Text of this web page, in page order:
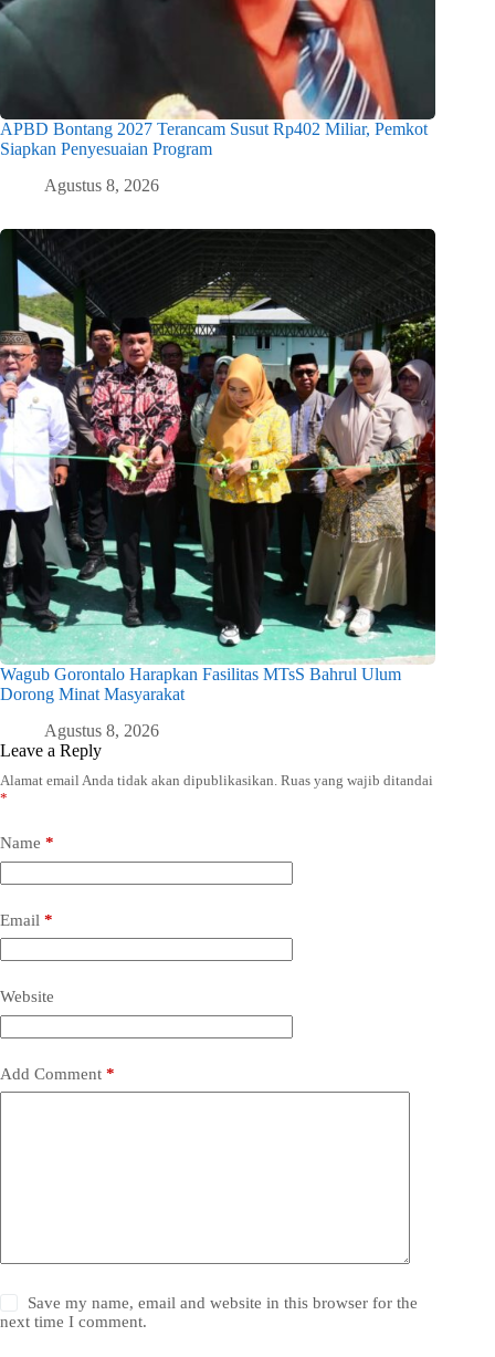
APBD Bontang 2027 Terancam Susut Rp402 Miliar, Pemkot
Siapkan Penyesuaian Program
Agustus 8, 2026
Wagub Gorontalo Harapkan Fasilitas MTsS Bahrul Ulum
Dorong Minat Masyarakat
Agustus 8, 2026
Leave a Reply
Alamat email Anda tidak akan dipublikasikan. Ruas yang wajib ditandai
*
Name *
Email *
Website
Add Comment *
Save my name, email and website in this browser for the
next time I comment.